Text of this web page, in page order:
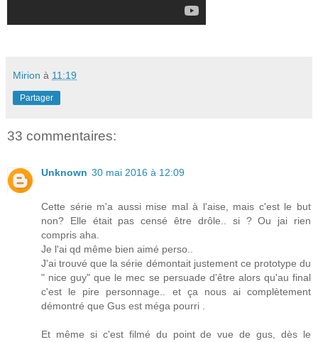
Mirion à 11:19
Partager
33 commentaires:
Unknown 30 mai 2016 à 12:09
Cette série m'a aussi mise mal à l'aise, mais c'est le but
non? Elle était pas censé être drôle.. si ? Ou jai rien
compris aha.
Je l'ai qd même bien aimé perso..
J'ai trouvé que la série démontait justement ce prototype du
" nice guy" que le mec se persuade d'être alors qu'au final
c'est le pire personnage.. et ça nous ai complètement
démontré que Gus est méga pourri .
Et même si c'est filmé du point de vue de gus, dès le